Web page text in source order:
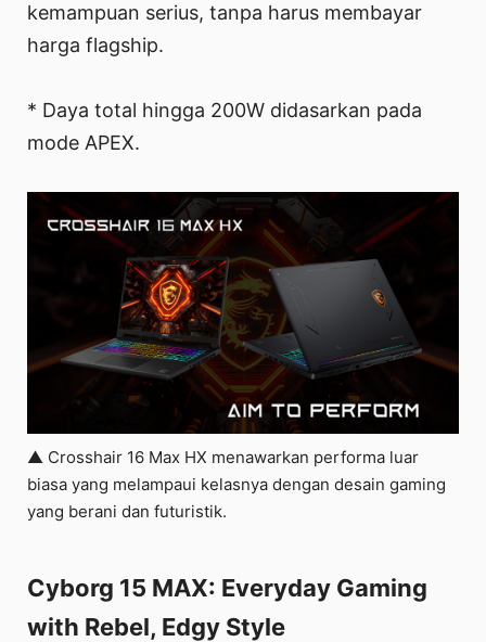
kemampuan serius, tanpa harus membayar
harga flagship.
* Daya total hingga 200W didasarkan pada
mode APEX.
▲ Crosshair 16 Max HX menawarkan performa luar
biasa yang melampaui kelasnya dengan desain gaming
yang berani dan futuristik.
Cyborg 15 MAX: Everyday Gaming
with Rebel, Edgy Style